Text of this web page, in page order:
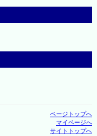
ページトップへ
マイページへ
サイトトップへ